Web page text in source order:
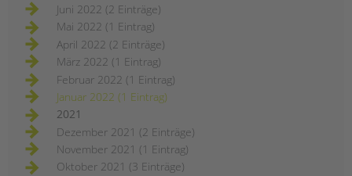
Juni 2022 (2 Einträge)
Mai 2022 (1 Eintrag)
April 2022 (2 Einträge)
März 2022 (1 Eintrag)
Februar 2022 (1 Eintrag)
Januar 2022 (1 Eintrag)
2021
Dezember 2021 (2 Einträge)
November 2021 (1 Eintrag)
Oktober 2021 (3 Einträge)